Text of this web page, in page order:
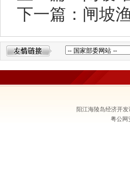
下一篇：闸坡
阳江海陵岛经济开
粤公网